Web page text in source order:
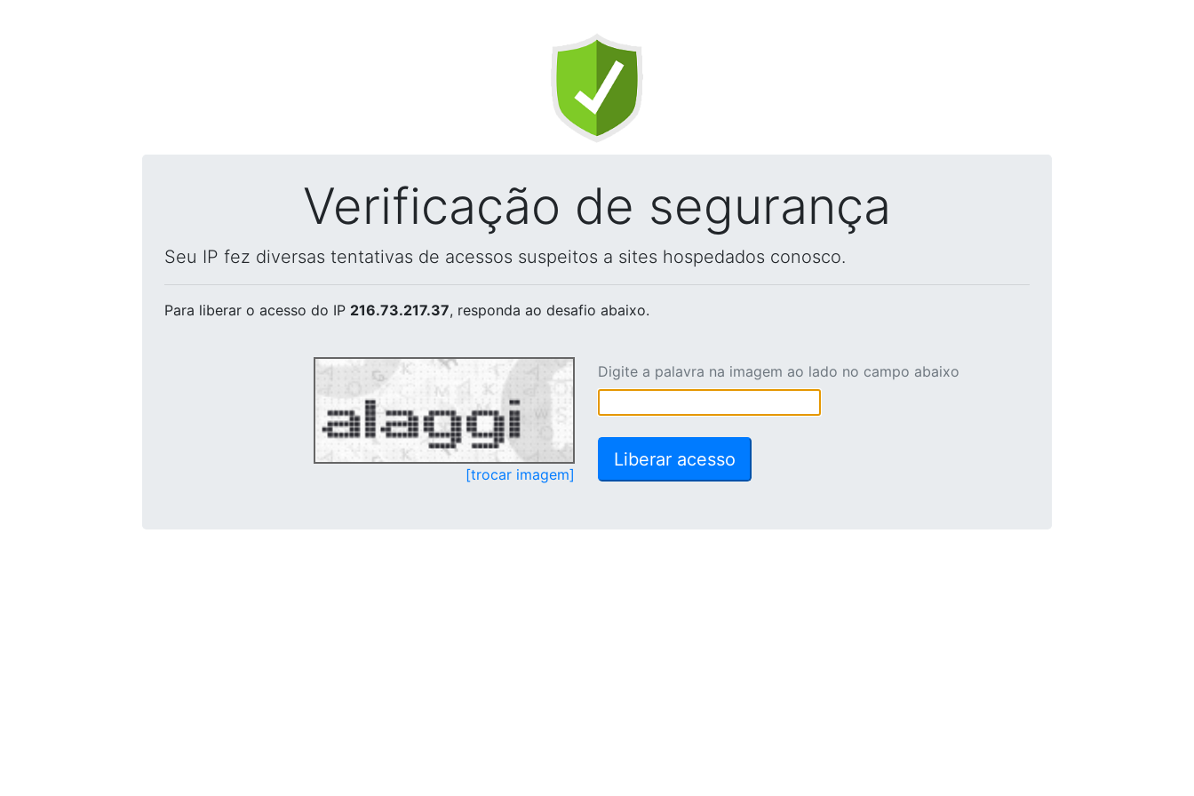
Verificação de segurança
Seu IP fez diversas tentativas de acessos suspeitos a sites hospedados conosco.
Para liberar o acesso do IP 216.73.217.37, responda ao desafio abaixo.
[trocar imagem]
Digite a palavra na imagem ao lado no campo abaixo